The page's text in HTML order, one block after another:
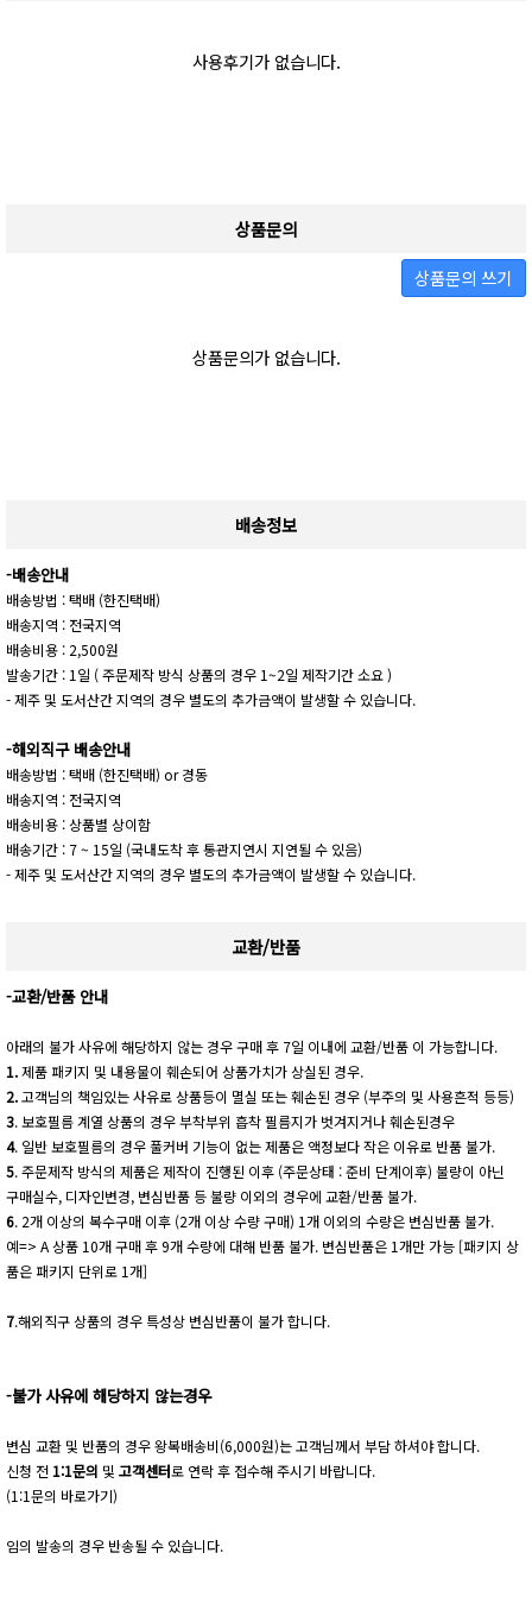
사용후기가 없습니다.
상품문의
상품문의 쓰기
상품문의가 없습니다.
배송정보
-배송안내
배송방법 : 택배 (한진택배)
배송지역 : 전국지역
배송비용 : 2,500원
발송기간 : 1일 ( 주문제작 방식 상품의 경우 1~2일 제작기간 소요 )
- 제주 및 도서산간 지역의 경우 별도의 추가금액이 발생할 수 있습니다.
-해외직구 배송안내
배송방법 : 택배 (한진택배) or 경동
배송지역 : 전국지역
배송비용 : 상품별 상이함
배송기간 : 7 ~ 15일 (국내도착 후 통관지연시 지연될 수 있음)
- 제주 및 도서산간 지역의 경우 별도의 추가금액이 발생할 수 있습니다.
교환/반품
-교환/반품 안내
아래의 불가 사유에 해당하지 않는 경우 구매 후 7일 이내에 교환/반품 이 가능합니다.
1.제품 패키지 및 내용물이 훼손되어 상품가치가 상실된 경우.
2.고객님의 책임있는 사유로 상품등이 멸실 또는 훼손된 경우 (부주의 및 사용흔적 등등)
3. 보호필름 계열 상품의 경우 부착부위 흡착 필름지가 벗겨지거나 훼손된경우
4. 일반 보호필름의 경우 풀커버 기능이 없는 제품은 액정보다 작은 이유로 반품 불가.
5. 주문제작 방식의 제품은 제작이 진행된 이후 (주문상태 : 준비 단계이후) 불량이 아닌
구매실수, 디자인변경, 변심반품 등 불량 이외의 경우에 교환/반품 불가.
6. 2개 이상의 복수구매 이후 (2개 이상 수량 구매) 1개 이외의 수량은 변심반품 불가.
예=> A 상품 10개 구매 후 9개 수량에 대해 반품 불가. 변심반품은 1개만 가능 [패키지 상
품은 패키지 단위로 1개]
7.해외직구 상품의 경우 특성상 변심반품이 불가 합니다.
-불가 사유에 해당하지 않는경우
변심 교환 및 반품의 경우 왕복배송비(6,000원)는 고객님께서 부담 하셔야 합니다.
신청 전 1:1문의 및 고객센터로 연락 후 접수해 주시기 바랍니다.
(1:1문의 바로가기)
임의 발송의 경우 반송될 수 있습니다.